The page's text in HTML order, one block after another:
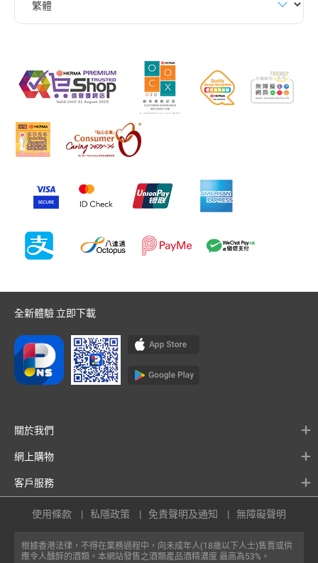
全新體驗 立即下載
關於我們
網上購物
客戶服務
根據香港法律，不得在業務過程中，向未成年人(18歲以下人士)售賣或供
應令人醺醉的酒類。本網站發售之酒類產品酒精濃度 最高為53%。
使用條款 私隱政策 免責聲明及通知 無障礙聲明